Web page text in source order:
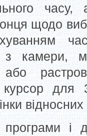
часу,
щодо
з камери,
курсор
і